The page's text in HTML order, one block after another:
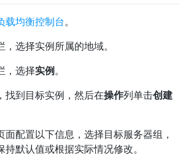
载均衡控制台 。
，选择实例所属的地域。
，选择实例。
找到目标实例，然后在操作列单击创建
面配置以下信息，选择目标服务器组，
持默认值或根据实际情况修改。